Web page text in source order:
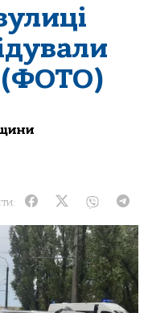
(ФОТО)